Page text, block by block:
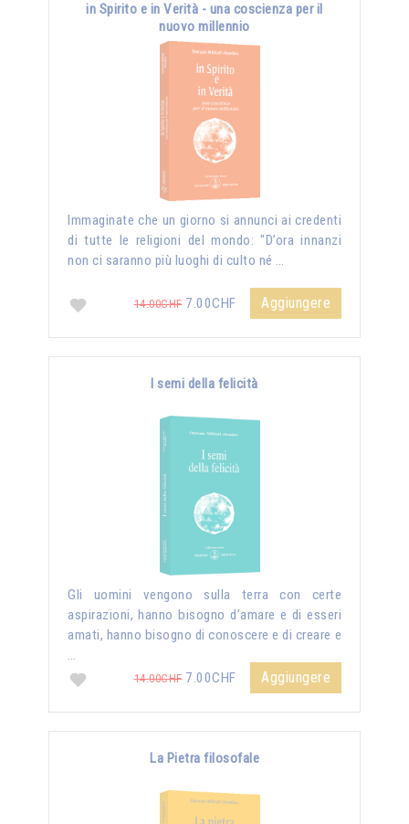
in Spirito e in Verità - una coscienza per il
nuovo millennio
Immaginate che un giorno si annunci ai credenti
di tutte le religioni del mondo: "D’ora innanzi
non ci saranno più luoghi di culto né …
14.00CHF7.00CHF Aggiungere
I semi della felicità
Gli uomini vengono sulla terra con certe
aspirazioni, hanno bisogno d’amare e di esseri
amati, hanno bisogno di conoscere e di creare e
…
14.00CHF7.00CHF Aggiungere
La Pietra filosofale